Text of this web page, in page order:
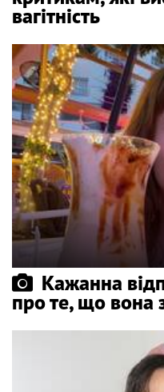
вагітність
Кажанна
про те, що вона